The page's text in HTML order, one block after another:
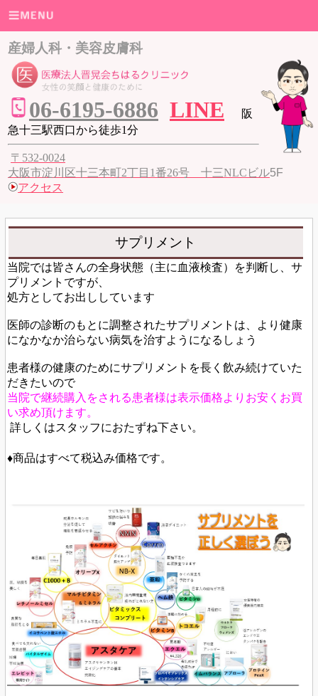
産婦人科・美容皮膚科
06-6195-6886 LINE
阪
急十三駅西口から徒歩1分
〒532-0024
大阪市淀川区十三本町2丁目1番26号 十三NLCビル5F
アクセス
サプリメント
当院では皆さんの全身状態（主に血液検査）を判断し、サ
プリメントですが、
処方としてお出ししています
医師の診断のもとに調整されたサプリメントは、より健康
になかなか治らない病気を治すようになるしょう
患者様の健康のためにサプリメントを長く飲み続けていた
だきたいので
当院で継続購入をされる患者様は表示価格よりお安くお買
い求め頂けます。
詳しくはスタッフにおたずね下さい。
♦商品はすべて税込み価格です。